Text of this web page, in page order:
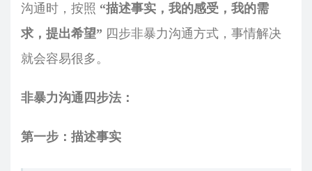
沟通时，按照 “描述事实，我的感受，我的需
求，提出希望” 四步非暴力沟通方式，事情解决
就会容易很多。
非暴力沟通四步法：
第一步：描述事实